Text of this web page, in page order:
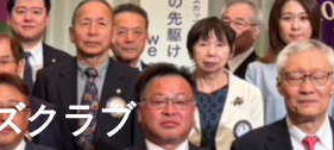
クラブ